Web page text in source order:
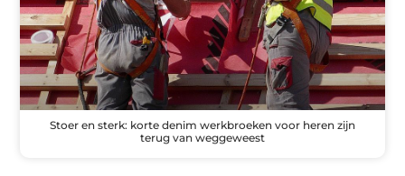
Stoer en sterk: korte denim werkbroeken voor heren zijn
terug van weggeweest